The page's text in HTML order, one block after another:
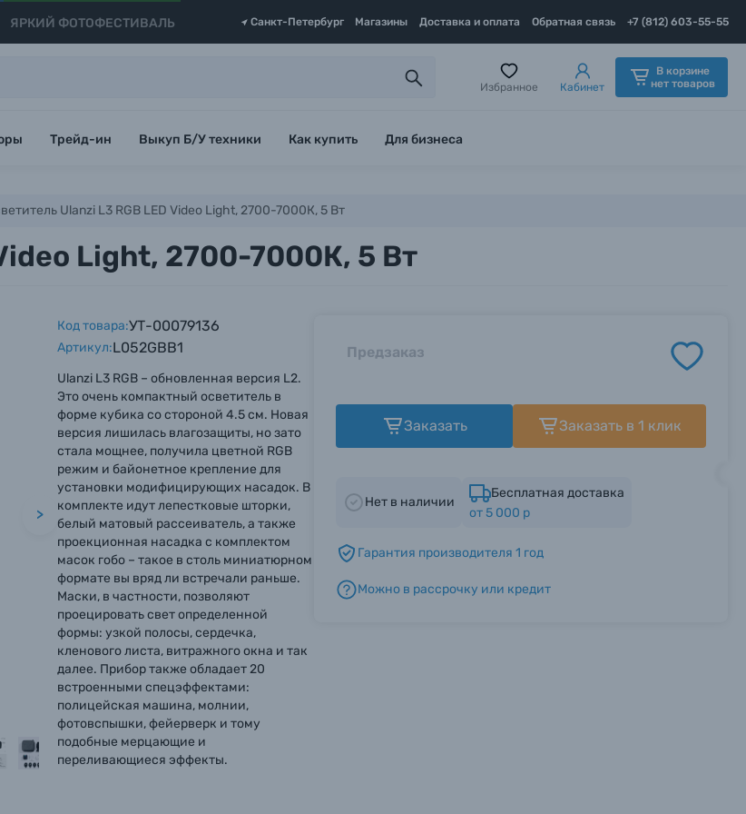
ЯРКИЙ ФОТОФЕСТИВАЛЬ Санкт-Петербург Магазины Доставка и оплата Обратная связь +7 (812) 603-55-55
Избранное Кабинет
В корзине
нет товаров
Трейд-ин Выкуп Б/У техники Как купить Для бизнеса
Ulanzi L3 RGB LED Video Light, 2700-7000К, 5 Вт
Light, 2700-7000К, 5 Вт
>
Код товара:УТ-00079136
Артикул:L052GBB1
Ulanzi L3 RGB – обновленная версия L2.
Это очень компактный осветитель в
форме кубика со стороной 4.5 см. Новая
версия лишилась влагозащиты, но зато
стала мощнее, получила цветной RGB
режим и байонетное крепление для
установки модифицирующих насадок. В
комплекте идут лепестковые шторки,
белый матовый рассеиватель, а также
проекционная насадка с комплектом
масок гобо – такое в столь миниатюрном
формате вы вряд ли встречали раньше.
Маски, в частности, позволяют
проецировать свет определенной
формы: узкой полосы, сердечка,
кленового листа, витражного окна и так
далее. Прибор также обладает 20
встроенными спецэффектами:
полицейская машина, молнии,
фотовспышки, фейерверк и тому
подобные мерцающие и
переливающиеся эффекты.
Предзаказ
Заказать Заказать в 1 клик
Нет в наличии
Бесплатная доставка
от 5 000 р
Гарантия производителя 1 год
Можно в рассрочку или кредит